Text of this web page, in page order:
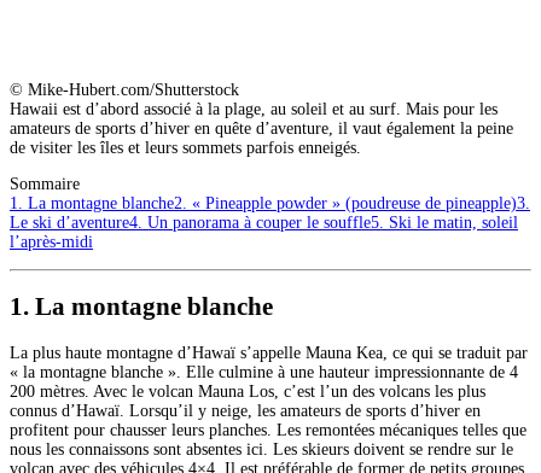
© Mike-Hubert.com/Shutterstock
Hawaii est d’abord associé à la plage, au soleil et au surf. Mais pour les
amateurs de sports d’hiver en quête d’aventure, il vaut également la peine
de visiter les îles et leurs sommets parfois enneigés.
Sommaire
1. La montagne blanche2. « Pineapple powder » (poudreuse de pineapple)3.
Le ski d’aventure4. Un panorama à couper le souffle5. Ski le matin, soleil
l’après-midi
1. La montagne blanche
La plus haute montagne d’Hawaï s’appelle Mauna Kea, ce qui se traduit par
« la montagne blanche ». Elle culmine à une hauteur impressionnante de 4
200 mètres. Avec le volcan Mauna Los, c’est l’un des volcans les plus
connus d’Hawaï. Lorsqu’il y neige, les amateurs de sports d’hiver en
profitent pour chausser leurs planches. Les remontées mécaniques telles que
nous les connaissons sont absentes ici. Les skieurs doivent se rendre sur le
volcan avec des véhicules 4×4. Il est préférable de former de petits groupes